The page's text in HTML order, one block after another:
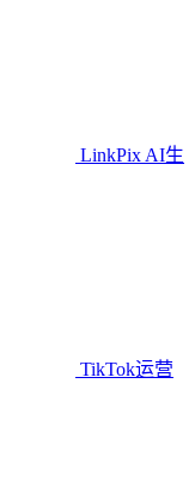
LinkPix AI生
TikTok运营